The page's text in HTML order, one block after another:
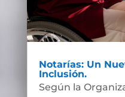
Notarías: Un
Inclusión.
Según la